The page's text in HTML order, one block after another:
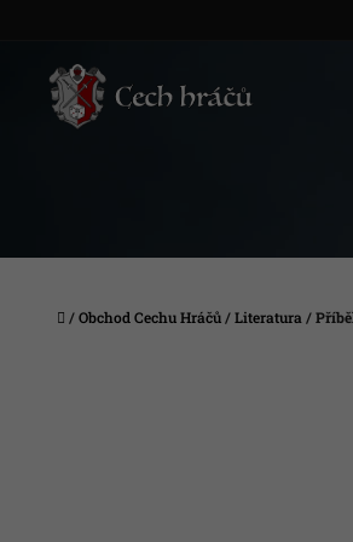
Domů
/Obchod Cechu Hráčů/Literatura/